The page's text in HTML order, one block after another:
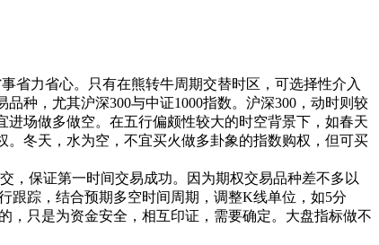
省力省心。只有在熊转牛周期交替时区，可选择性介入
种，尤其沪深300与中证1000指数。沪深300，动时则较
场做多做空。在五行偏颇性较大的时空背景下，如春天
冬天，水为空，不宜买火做多卦象的指数购权，但可买
，保证第一时间交易成功。因为期权交易品种差不多以
跟踪，结合预期多空时间周期，调整K线单位，如5分
，只是为资金安全，相互印证，需要确定。大盘指标做不